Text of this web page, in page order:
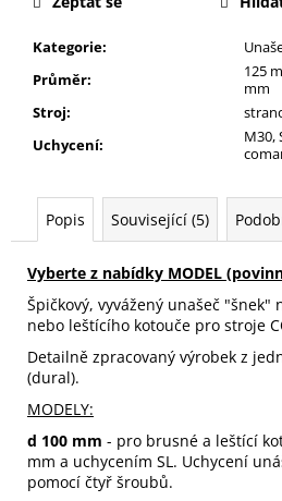
Kategorie:
Průměr:
125
mm
Stroj:
Uchycení:
M30,
Popis Související (5)
Vyberte z nabídky MODEL
Špičkový, vyvážený unašeč
nebo leštícího kotouče pro stroje
Detailně zpracovaný výrobek z
(dural).
MODELY:
d 100 mm - pro brusné a leštící
mm a uchycením SL. Uchycení
pomocí čtyř šroubů.